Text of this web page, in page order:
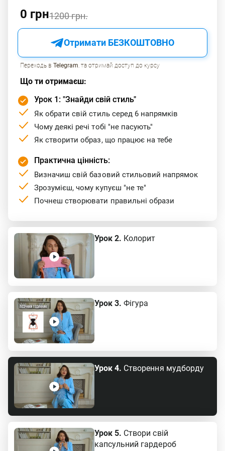
0 грн1200 грн.
Отримати БЕЗКОШТОВНО
Переходь в Telegram, та отримай доступ до курсу
Що ти отримаєш:
Урок 1: "Знайди свій стиль"
Як обрати свій стиль серед 6 напрямків
Чому деякі речі тобі "не пасують"
Як створити образ, що працює на тебе
Практична цінність:
Визначиш свій базовий стильовий напрямок
Зрозумієш, чому купуєш "не те"
Почнеш створювати правильні образи
Урок 2. Колорит
Урок 3. Фігура
Урок 4. Створення мудборду
Урок 5. Створи свій
капсульний гардероб